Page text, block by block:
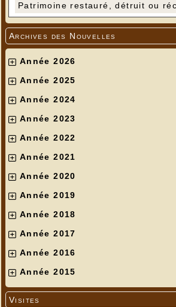
Patrimoine restauré, détruit ou
Archives des Nouvelles
Année 2026
Année 2025
Année 2024
Année 2023
Année 2022
Année 2021
Année 2020
Année 2019
Année 2018
Année 2017
Année 2016
Année 2015
Visites